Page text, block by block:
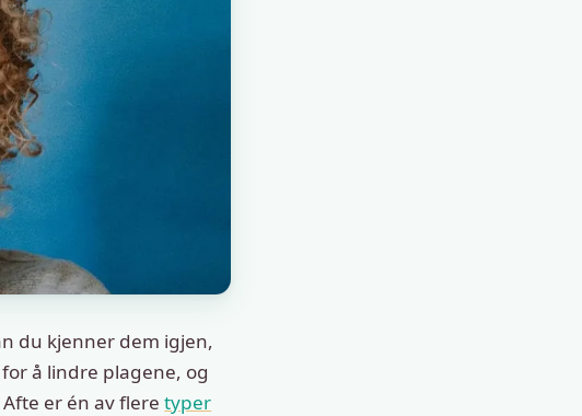
du kjenner dem igjen,
å lindre plagene, og
er én av fleretyper